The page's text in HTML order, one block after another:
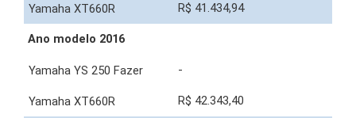
R$ 41.434,94
Ano modelo 2016
-
R$ 42.343,40